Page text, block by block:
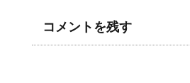
コメントを残す